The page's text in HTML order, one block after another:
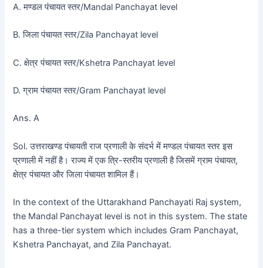
A. मण्डल पंचायत स्तर/Mandal Panchayat level
B. जिला पंचायत स्तर/Zila Panchayat level
C. क्षेत्र पंचायत स्तर/Kshetra Panchayat level
D. ग्राम पंचायत स्तर/Gram Panchayat level
Ans. A
Sol. उत्तराखण्ड पंचायती राज प्रणाली के संदर्भ में मण्डल पंचायत स्तर इस
प्रणाली में नहीं है। राज्य में एक त्रि-स्तरीय प्रणाली है जिसमें ग्राम पंचायत,
क्षेत्र पंचायत और जिला पंचायत शामिल हैं।
In the context of the Uttarakhand Panchayati Raj system,
the Mandal Panchayat level is not in this system. The state
has a three-tier system which includes Gram Panchayat,
Kshetra Panchayat, and Zila Panchayat.